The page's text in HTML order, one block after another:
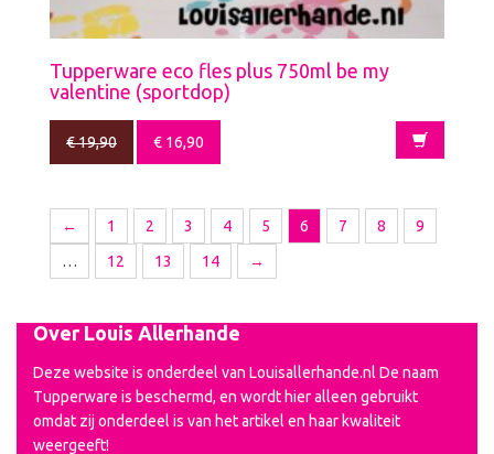
Tupperware eco fles plus 750ml be my
valentine (sportdop)
€19,90 € 16,90
← 1 2 3 4 5 6 7 8
9
…
12 13 14 →
Over Louis Allerhande
Deze website is onderdeel van Louisallerhande.nl De naam
Tupperware is beschermd, en wordt hier alleen gebruikt
omdat zij onderdeel is van het artikel en haar kwaliteit
weergeeft!